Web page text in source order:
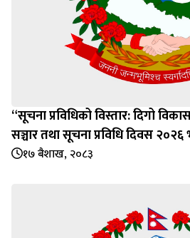
“सूचना प्रविधिको विस्तार: दिगो
सञ्चार तथा सूचना प्रविधि दिवस
१७ बैशाख, २०८३